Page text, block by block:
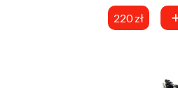
220 zł